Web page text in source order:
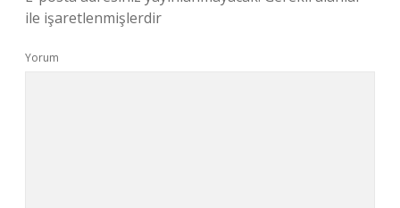
ile işaretlenmişlerdir
Yorum